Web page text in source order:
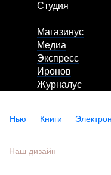
Студия
Магазинус
Медиа
Экспресс
Иронов
Журналус
Нью Книги
Наш дизайн